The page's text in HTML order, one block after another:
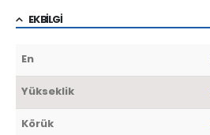
EK BILGI
En
Yükseklik
Körük